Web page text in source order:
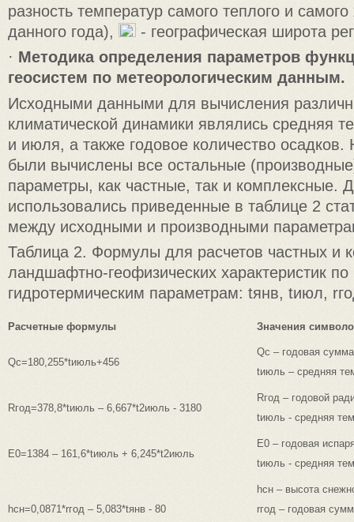
разность температур самого теплого и
данного года),
- географическая широта
· Методика определения параметров
геосистем по метеорологическим данным.
Исходными данными для вычисления
климатической динамики являлись средняя
и июля, а также годовое количество осадков.
были вычислены все остальные
параметры, как частные, так и комплексные.
использовались приведенные в таблице 2
между исходными и производными
Таблица 2. Формулы для расчетов частных и
ландшафтно-геофизических характеристик
гидротермическим параметрам: tянв, tиюл,
Расчетные формулы Значения
Qс=180,255*tиюль+456
Qс – годовая
tиюль – средняя
Rгод=378,8*tиюль – 6,667*t2июль - 3180
Rгод – годовой
tиюль - средняя
E0=1384 – 161,6*tиюль + 6,245*t2июль
E0 – годовая
tиюль - средняя
hсн=0,0871*rгод – 5,083*tянв - 80
hсн – высота
rгод – годовая